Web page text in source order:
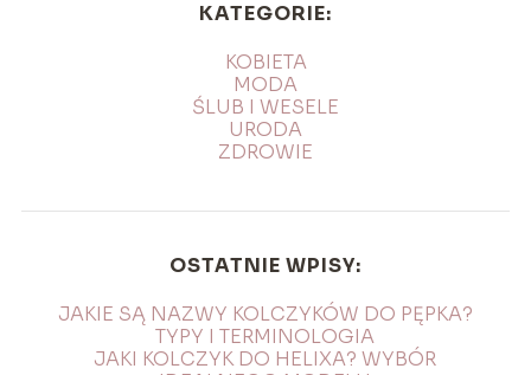
KATEGORIE:
KOBIETA
MODA
ŚLUB I WESELE
URODA
ZDROWIE
OSTATNIE WPISY:
JAKIE SĄ NAZWY KOLCZYKÓW DO PĘPKA?
TYPY I TERMINOLOGIA
JAKI KOLCZYK DO HELIXA? WYBÓR